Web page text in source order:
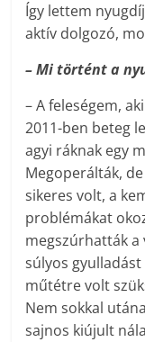
Így lettem
aktív dolgozó,
– Mi történt a
– A feleségem,
2011-ben beteg
agyi ráknak egy
Megoperálták,
sikeres volt, a
problémákat
megszúrhatták a
súlyos
műtétre volt
Nem sokkal
sajnos kiújult